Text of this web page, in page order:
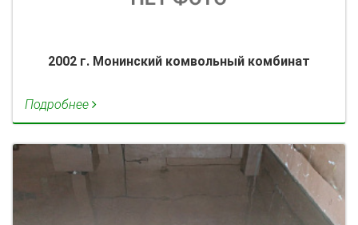
2002 г. Монинский комвольный комбинат
Подробнее